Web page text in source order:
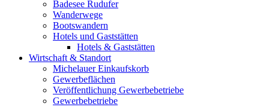
Badesee Rudufer
Wanderwege
Bootswandern
Hotels und Gaststätten
Hotels & Gaststätten
Wirtschaft & Standort
Michelauer Einkaufskorb
Gewerbeflächen
Veröffentlichung Gewerbebetriebe
Gewerbebetriebe